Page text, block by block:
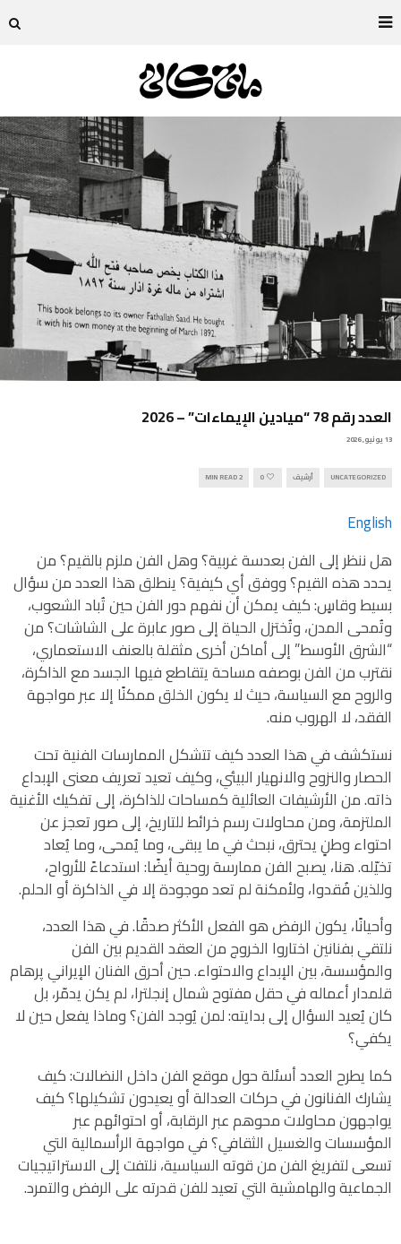
العدد رقم 78 “ميادين الإيماءات” – 2026
13 يونيو, 2026
UNCATEGORIZED أرشيف 0
2 MIN READ
English
هل ننظر إلى الفن بعدسة غربية؟ وهل الفن ملزم بالقيم؟ من
يحدد هذه القيم؟ ووفق أي كيفية؟ ينطلق هذا العدد من سؤال
بسيط وقاسٍ: كيف يمكن أن نفهم دور الفن حين تُباد الشعوب،
وتُمحى المدن، وتُختزل الحياة إلى صور عابرة على الشاشات؟ من
“الشرق الأوسط” إلى أماكن أخرى مثقلة بالعنف الاستعماري،
نقترب من الفن بوصفه مساحة يتقاطع فيها الجسد مع الذاكرة،
والروح مع السياسة، حيث لا يكون الخلق ممكنًا إلا عبر مواجهة
الفقد، لا الهروب منه.
نستكشف في هذا العدد كيف تتشكل الممارسات الفنية تحت
الحصار والنزوح والانهيار البيئي، وكيف تعيد تعريف معنى الإبداع
ذاته. من الأرشيفات العائلية كمساحات للذاكرة، إلى تفكيك الأغنية
الملتزمة، ومن محاولات رسم خرائط للتاريخ، إلى صور تعجز عن
احتواء وطنٍ يحترق، نبحث في ما يبقى، وما يُمحى، وما يُعاد
تخيّله. هنا، يصبح الفن ممارسة روحية أيضًا: استدعاءً للأرواح،
وللذين فُقدوا، ولأمكنة لم تعد موجودة إلا في الذاكرة أو الحلم.
وأحيانًا، يكون الرفض هو الفعل الأكثر صدقًا. في هذا العدد،
نلتقي بفنانين اختاروا الخروج من العقد القديم بين الفن
والمؤسسة، بين الإبداع والاحتواء. حين أحرق الفنان الإيراني پرهام
قلمدار أعماله في حقل مفتوح شمال إنجلترا، لم يكن يدمّر، بل
كان يُعيد السؤال إلى بدايته: لمن يُوجد الفن؟ وماذا يفعل حين لا
يكفي؟
كما يطرح العدد أسئلة حول موقع الفن داخل النضالات: كيف
يشارك الفنانون في حركات العدالة أو يعيدون تشكيلها؟ كيف
يواجهون محاولات محوهم عبر الرقابة، أو احتوائهم عبر
المؤسسات والغسيل الثقافي؟ في مواجهة الرأسمالية التي
تسعى لتفريغ الفن من قوته السياسية، نلتفت إلى الاستراتيجيات
الجماعية والهامشية التي تعيد للفن قدرته على الرفض والتمرد.